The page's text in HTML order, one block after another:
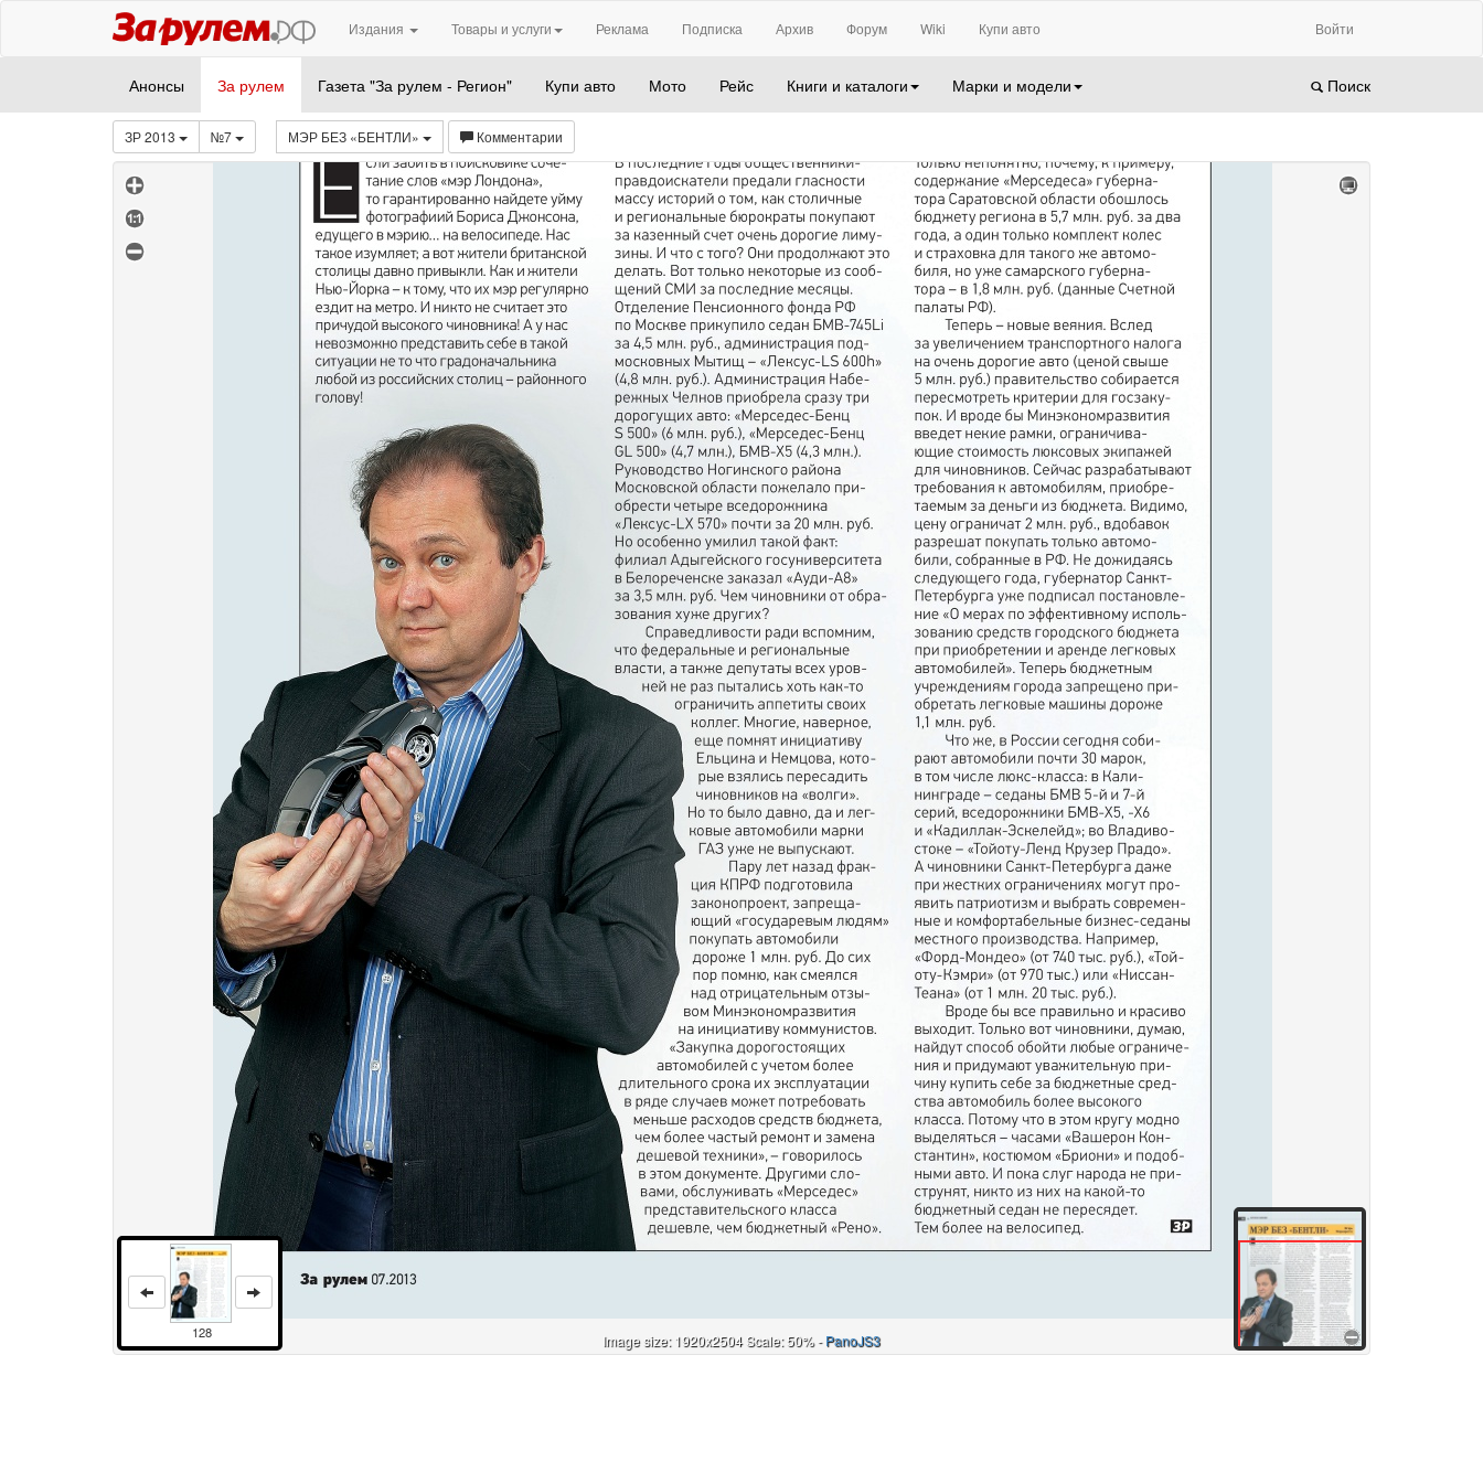
Издания Товары и услуги Реклама Подписка Архив Форум Wiki Купи авто Войти
Анонсы За рулем Газета "За рулем - Регион" Купи авто Мото Рейс Книги и каталоги Марки и модели Поиск
ЗР 2013 №7 МЭР БЕЗ «БЕНТЛИ» Комментарии
128 Image size: 1920x2504 Scale: 50% -PanoJS3